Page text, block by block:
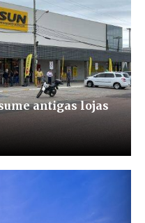
antigas lojas